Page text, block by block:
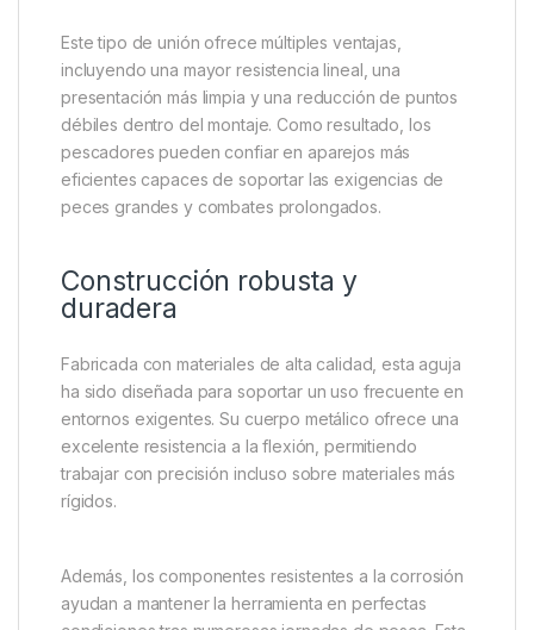
La Forge Tackle Splicing Lip Needle está
especialmente indicada para trabajar con líderes de
núcleo hueco, materiales trenzados y otros
componentes utilizados en la confección de
montajes avanzados. Gracias a su estructura fina y
resistente, permite introducir el material dentro de sí
incluyendo una mayor resistencia lineal, una
presentación más limpia y una reducción de puntos
débiles dentro del montaje. Como resultado, los
pescadores pueden confiar en aparejos más
eficientes capaces de soportar las exigencias de
peces grandes y combates prolongados.
Construcción robusta y
duradera